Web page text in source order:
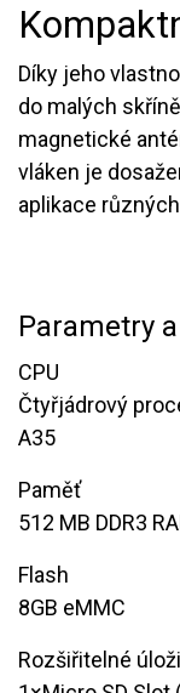
Díky jeho
do malých
magnetické
vláken je
aplikace
Parametry
CPU
Čtyřjádrový
A35
Paměť
​​512 MB DDR3
Flash
​​8GB eMMC
Rozšiřitelné